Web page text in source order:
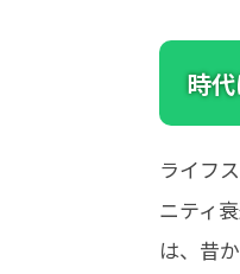
時
ライフ
ニティ
は、昔